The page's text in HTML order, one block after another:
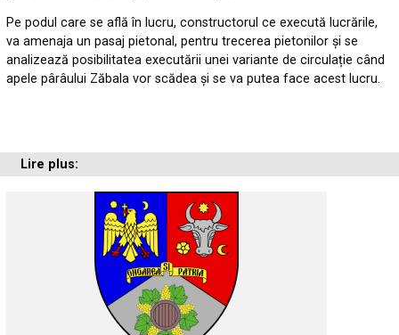
Pe podul care se află în lucru, constructorul ce execută lucrările,
va amenaja un pasaj pietonal, pentru trecerea pietonilor și se
analizează posibilitatea executării unei variante de circulație când
apele pârâului Zăbala vor scădea și se va putea face acest lucru.
Lire plus: